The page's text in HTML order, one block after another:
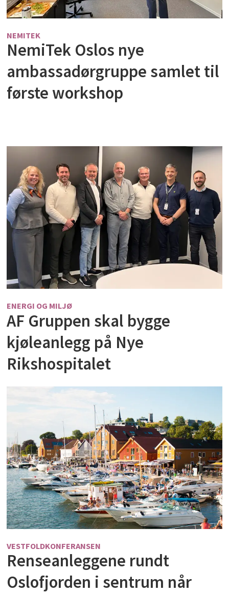
NEMITEK
NemiTek Oslos nye
ambassadørgruppe samlet til
første workshop
ENERGI OG MILJØ
AF Gruppen skal bygge
kjøleanlegg på Nye
Rikshospitalet
VESTFOLDKONFERANSEN
Renseanleggene rundt
Oslofjorden i sentrum når